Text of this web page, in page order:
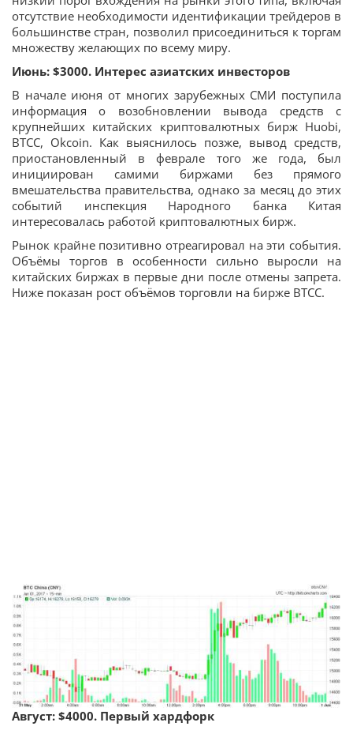
отсутствие необходимости идентификации трейдеров в
большинстве стран, позволил присоединиться к торгам
множеству желающих по всему миру.
Июнь: $3000. Интерес азиатских инвесторов
В начале июня от многих зарубежных СМИ поступила
информация о возобновлении вывода средств с
крупнейших китайских криптовалютных бирж Huobi,
BTCC, Okcoin. Как выяснилось позже, вывод средств,
приостановленный в феврале того же года, был
инициирован самими биржами без прямого
вмешательства правительства, однако за месяц до этих
событий инспекция Народного банка Китая
интересовалась работой криптовалютных бирж.
Рынок крайне позитивно отреагировал на эти события.
Объёмы торгов в особенности сильно выросли на
китайских биржах в первые дни после отмены запрета.
Ниже показан рост объёмов торговли на бирже BTCC.
Август: $4000. Первый хардфорк